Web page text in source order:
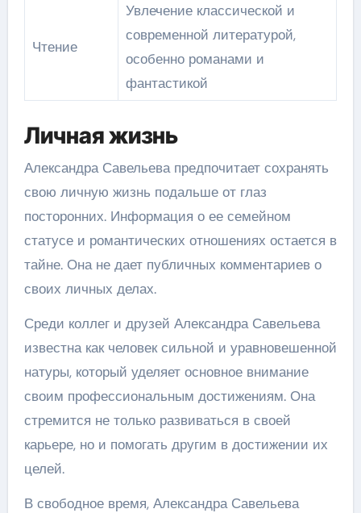
Чтение
Увлечение классической и
современной литературой,
особенно романами и
фантастикой
Личная жизнь
Александра Савельева предпочитает сохранять
свою личную жизнь подальше от глаз
посторонних. Информация о ее семейном
статусе и романтических отношениях остается в
тайне. Она не дает публичных комментариев о
своих личных делах.
Среди коллег и друзей Александра Савельева
известна как человек сильной и уравновешенной
натуры, который уделяет основное внимание
своим профессиональным достижениям. Она
стремится не только развиваться в своей
карьере, но и помогать другим в достижении их
целей.
В свободное время, Александра Савельева